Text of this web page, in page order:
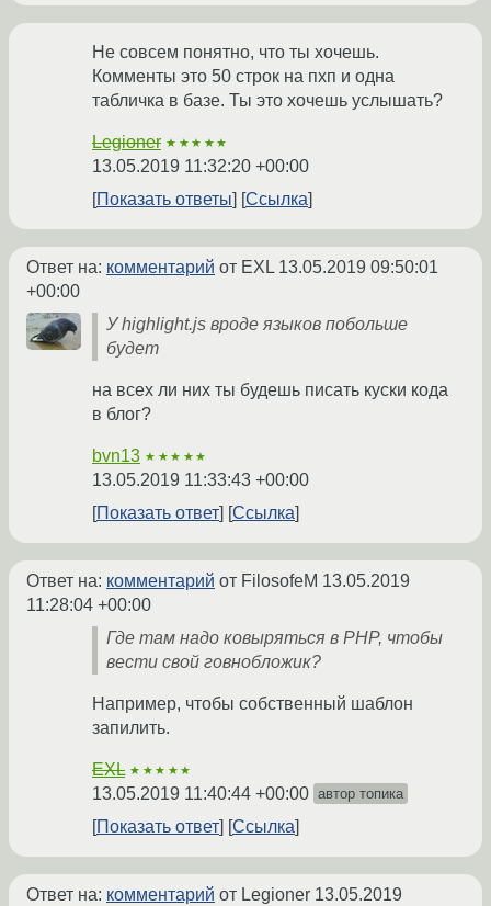
Не совсем понятно, что ты хочешь.
Комменты это 50 строк на пхп и одна
табличка в базе. Ты это хочешь услышать?
Legioner ★★★★★
13.05.2019 11:32:20 +00:00
Показать ответы
Ссылка
Ответ на: комментарий от EXL 13.05.2019 09:50:01
+00:00
У highlight.js вроде языков побольше
будет
на всех ли них ты будешь писать куски кода
в блог?
bvn13 ★★★★★
13.05.2019 11:33:43 +00:00
Показать ответ
Ссылка
Ответ на: комментарий от FilosofeM 13.05.2019
11:28:04 +00:00
Где там надо ковыряться в PHP, чтобы
вести свой говнобложик?
Например, чтобы собственный шаблон
запилить.
EXL ★★★★★
13.05.2019 11:40:44 +00:00 автор топика
Показать ответ Ссылка
Ответ на: комментарий от Legioner 13.05.2019